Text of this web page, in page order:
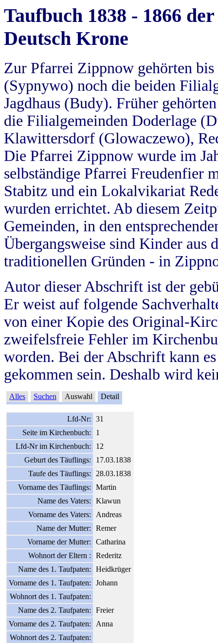
Taufbuch 1838 - 1866
Deutsch Krone
Zur Pfarrei Zippnow gehörten
(Sypnywo) noch die beiden
Jagdhaus (Budy). Früher
die Filialgemeinden Doderlage
Klawittersdorf (Glowaczewo),
Die Pfarrei Zippnow wurde im
selbständige Pfarrei Freudenfier
Stabitz und ein Lokalvikariat
wurden errichtet. Ab diesem
Gemeinden, in den
Übergangsweise sind Kinder aus
traditionellen Gründen - in
Autor dieser Abschrift ist der
Er weist auf folgende
von einer Kopie des Original-
zweifelsfreie Fehler im
worden. Bei der Abschrift kann
gekommen sein. Deshalb wird
Alles Suchen Auswahl Detail
Lfd-Nr:
31
Seite im Kirchenbuch:
1
Lfd-Nr im Kirchenbuch:
12
Geburt des Täuflings:
17.03.1838
Taufe des Täuflings:
28.03.1838
Vorname des Täuflings:
Martin
Name des Vaters:
Klawun
Vorname des Vaters:
Andreas
Name der Mutter:
Remer
Vorname der Mutter:
Catharina
Wohnort der Eltern :
Rederitz
Name des 1. Taufpaten:
Heidkrüger
Vorname des 1. Taufpaten:
Johann
Wohnort des 1. Taufpaten:
Name des 2. Taufpaten:
Freier
Vorname des 2. Taufpaten:
Anna
Wohnort des 2. Taufpaten: